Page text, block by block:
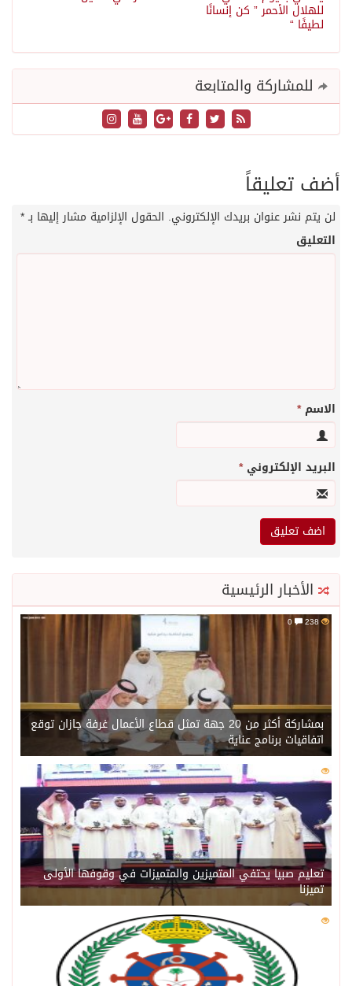
للهلال الأحمر ” كن إنسانًا
لطيفًا “
للمشاركة والمتابعة
أضف تعليقاً
لن يتم نشر عنوان بريدك الإلكتروني. الحقول الإلزامية مشار إليها بـ*
التعليق
الاسم*
البريد الإلكتروني*
الأخبار الرئيسية
238
بمشاركة أكثر من 20 جهة تمثل قطاع الأعمال غرفة جازان توقع
اتفاقيات برنامج عناية
219
تعليم صبيا يحتفي المتميزين والمتميزات في وقوفها الأولى
تميزنا
214